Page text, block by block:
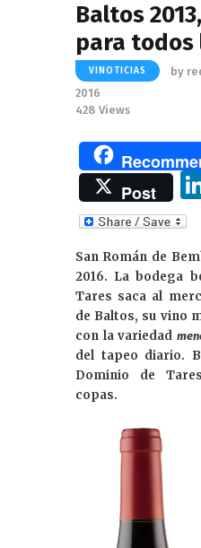
Baltos
para todos
VINOTICIAS by
2016
428 Views
Post
San Román de
2016. La bodega
Tares saca al
de Baltos, su vino
con la variedad
del tapeo diario.
Dominio de
copas.